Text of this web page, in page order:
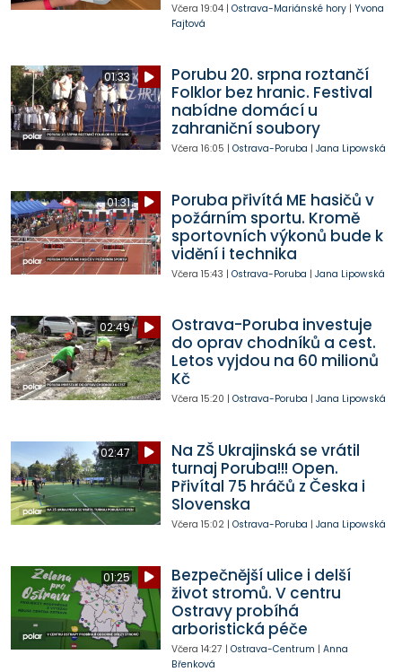
Včera 19:04| Ostrava-Mariánské hory| Yvona
Fajtová
01:33
Porubu 20. srpna roztančí
Folklor bez hranic. Festival
nabídne domácí u
zahraniční soubory
Včera 16:05 | Ostrava-Poruba | Jana Lipowská
01:31
Poruba přivítá ME hasičů v
požárním sportu. Kromě
sportovních výkonů bude k
vidění i technika
Včera 15:43 | Ostrava-Poruba | Jana Lipowská
02:49
Ostrava-Poruba investuje
do oprav chodníků a cest.
Letos vyjdou na 60 milionů
Kč
Včera 15:20 | Ostrava-Poruba | Jana Lipowská
02:47
Na ZŠ Ukrajinská se vrátil
turnaj Poruba!!! Open.
Přivítal 75 hráčů z Česka i
Slovenska
Včera 15:02| Ostrava-Poruba | Jana Lipowská
01:25
Bezpečnější ulice i delší
život stromů. V centru
Ostravy probíhá
arboristická péče
Včera 14:27 | Ostrava-Centrum | Anna
Břenková